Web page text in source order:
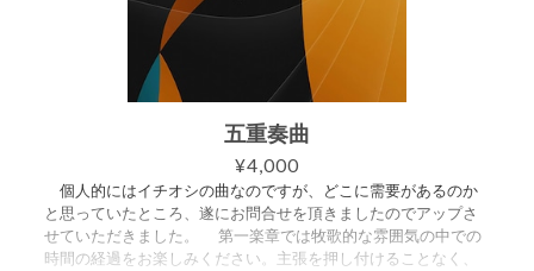
変奏という「幻想曲」というフォーマットに極めて忠実な作品
です。 演奏時間は中程度……何をもって「中」かは置いてお
きますが、それぞれのご都合によりカットが可能な変奏を設け
てあるというホスピタリティ。それに、初めて「悪ふざけ」と
感じられないクオリティのHumorを実現出来たのではないかと
も考えております。 私は今年オーボエのために「『菩提樹』
の主題による幻想曲」も書く予定なので、2026年には、私の手
によって「木管楽器史にもしかすると残りかねない『借り物幻
想曲』」が、二曲も生み出される事になるのです。 この作品
は2026年6月10日に、Fl. 下払桐子、Pf. 森亮平により、ゴーベ
ール「バラード」、メル・ボニ「ソナタ」「スケルツォ(フィナ
ーレ)」、シューマン「３つのロマンス」、R.シュトラウス「ソ
五重奏曲
¥4,000
個人的にはイチオシの曲なのですが、どこに需要があるのか
と思っていたところ、遂にお問合せを頂きましたのでアップさ
せていただきました。 第一楽章では牧歌的な雰囲気の中での
時間の経過をお楽しみください。主張を押し付けることなく、